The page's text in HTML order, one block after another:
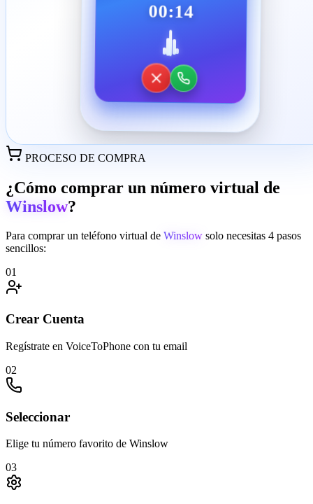
00:14
PROCESO DE COMPRA
¿Cómo comprar un número virtual de
Winslow?
Para comprar un teléfono virtual de Winslow solo necesitas 4 pasos
sencillos:
01
Crear Cuenta
Regístrate en VoiceToPhone con tu email
02
Seleccionar
Elige tu número favorito de Winslow
03